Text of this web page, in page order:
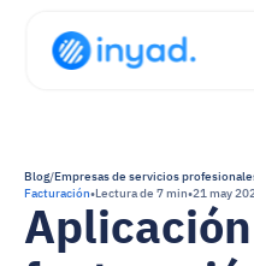
Blog/Empresas de servicios
Facturación•Lectura de 7 min•21 may